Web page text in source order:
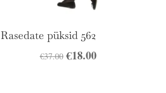
Rasedate püksid 562
€37.00 Algne
€18.00Praegune